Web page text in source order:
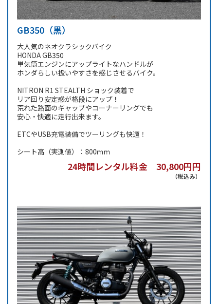
GB350（黒）
大人気のネオクラシックバイク
HONDA GB350
単気筒エンジンにアップライトなハンドルが
ホンダらしい扱いやすさを感じさせるバイク。
NITRON R1 STEALTH ショック装着で
リア回り安定感が格段にアップ！
荒れた路面のギャップやコーナーリングでも
安心・快適に走行出来ます。
ETCやUSB充電装備でツーリングも快適！
シート高（実測値）：800ｍｍ
24時間レンタル料金 30,800円円
（税込み）